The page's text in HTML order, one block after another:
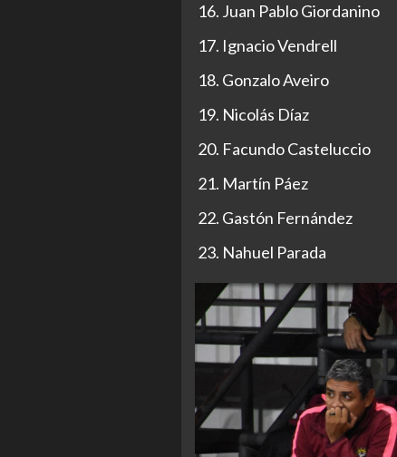
Juan Pablo Giordanino
Ignacio Vendrell
Gonzalo Aveiro
Nicolás Díaz
Facundo Casteluccio
Martín Páez
Gastón Fernández
Nahuel Parada